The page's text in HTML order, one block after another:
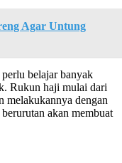
Agar Untung
belajar banyak
Rukun haji mulai dari
melakukannya dengan
akan membuat